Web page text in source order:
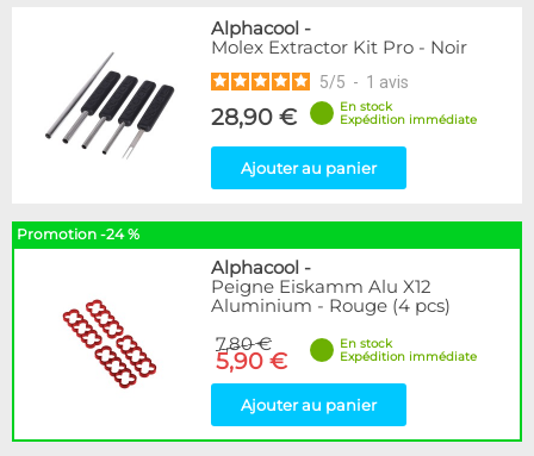
Alphacool -
Molex Extractor Kit Pro - Noir
5/5 - 1 avis
28,90 €
En stock
Expédition immédiate
Ajouter au panier
Promotion -24 %
Alphacool -
Peigne Eiskamm Alu X12
Aluminium - Rouge (4 pcs)
7,80 €
5,90 €
En stock
Expédition immédiate
Ajouter au panier